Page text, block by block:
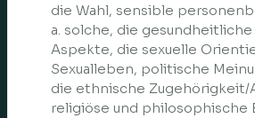
die Wahl, sensible
a. solche, die
Aspekte, die sexuelle
Sexualleben, politische
die ethnische Zugehörigkeit/
religiöse und philosophische